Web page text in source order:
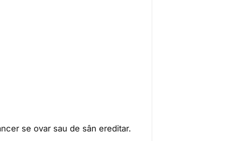
se ovar sau de sân ereditar.